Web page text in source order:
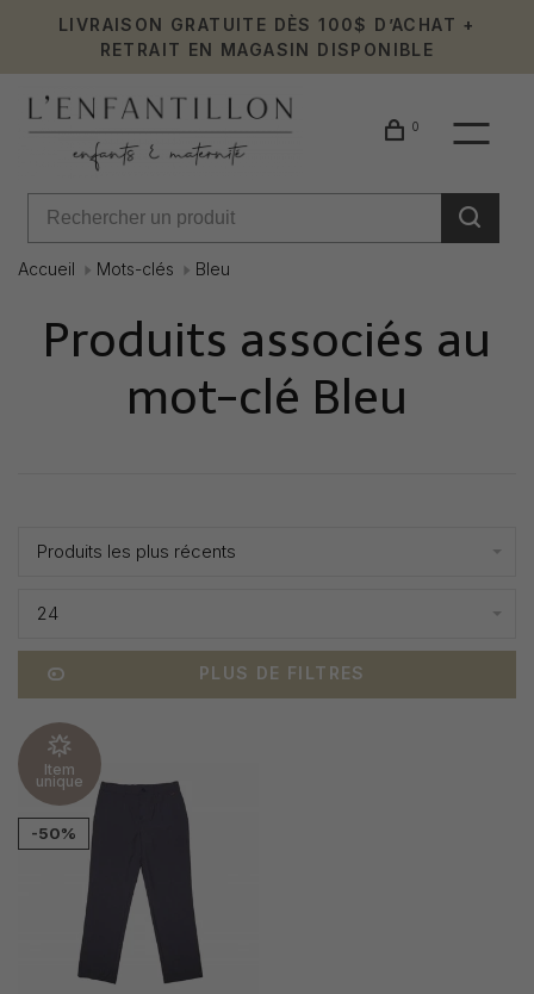
LIVRAISON GRATUITE DÈS 100$ D’ACHAT +
RETRAIT EN MAGASIN DISPONIBLE
0
Accueil Mots-clés Bleu
Produits associés au
mot-clé Bleu
Produits les plus récents
24
PLUS DE FILTRES
Item
unique
-50%